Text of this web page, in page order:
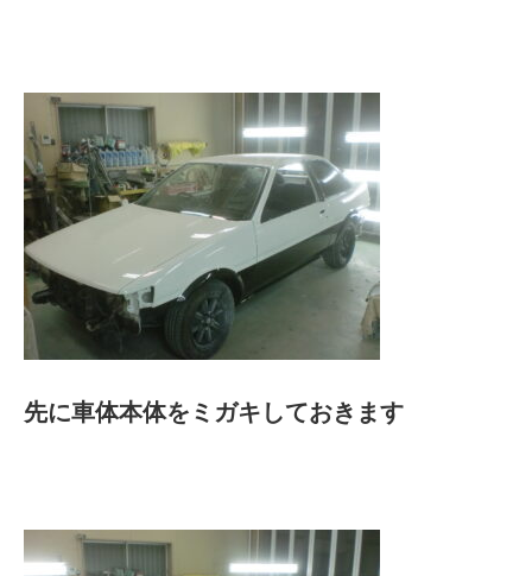
先に車体本体をミガキしておきます